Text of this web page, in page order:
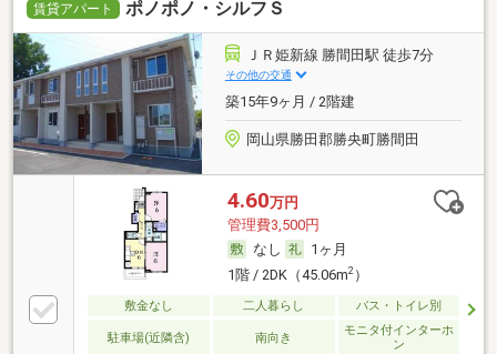
賃貸アパート ポノポノ・シルフＳ
ＪＲ姫新線 勝間田駅 徒歩7分
その他の交通
築15年9ヶ月 / 2階建
岡山県勝田郡勝央町勝間田
4.60万円
管理費3,500円
なし
1ヶ月
1階 / 2DK（45.06m2）
敷金なし 二人暮らし バス・トイレ別
駐車場(近隣含) 南向き
モニタ付インターホ
ン